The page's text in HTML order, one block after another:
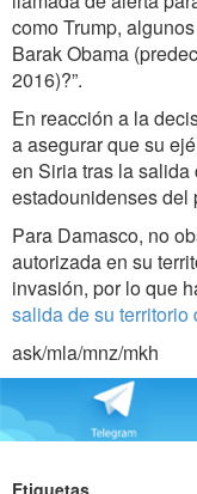
como Trump,
Barak Obama
2016)?”.
En reacción a la
a asegurar que su
en Siria tras la
estadounidenses del
Para Damasco, no
autorizada en su
invasión, por lo que
salida de su territorio
ask/mla/mnz/mkh
Etiquetas